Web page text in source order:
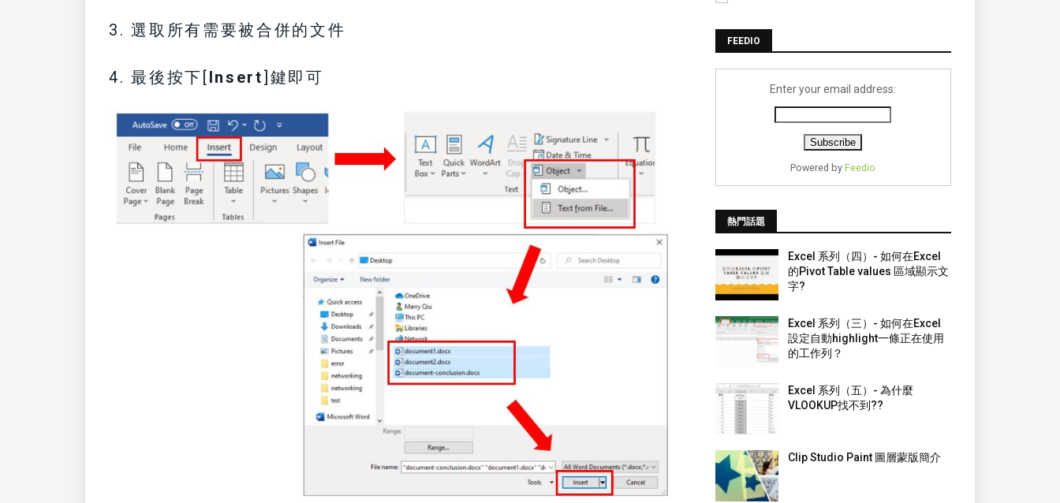
3. 選取所有需要被合併的文件
4. 最後按下[Insert]鍵即可
FEEDIO
Enter your email address:
Powered byFeedio
熱門話題
Excel 系列（四）- 如何在Excel
的Pivot Table values 區域顯示文
字?
Excel 系列（三）- 如何在Excel
設定自動highlight一條正在使用
的工作列？
Excel 系列（五）- 為什麼
VLOOKUP找不到??
Clip Studio Paint 圖層蒙版簡介